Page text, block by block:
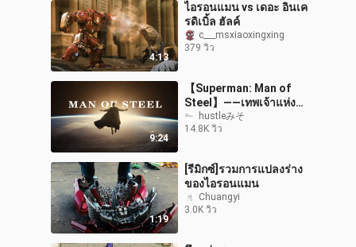
4:13
ไอรอนแมน vs เดอะ อินเค
รดิเบิ้ล ฮัลค์
c___msxiaoxingxing
379 วิว
9:24
【Superman: Man of
Steel】——เทพเจ้าแห่ง
มนุษยชาติ
hustleみそ
14.8K วิว
1:19
[รีมิกซ์]รวมการแปลงร่าง
ของไอรอนแมน
Chuangyi
3.0K วิว